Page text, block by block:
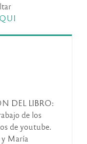
DEL LIBRO:
de los
de youtube.
y María